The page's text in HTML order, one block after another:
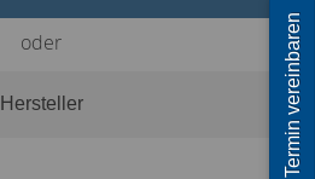
oder
Hersteller Termin vereinbaren